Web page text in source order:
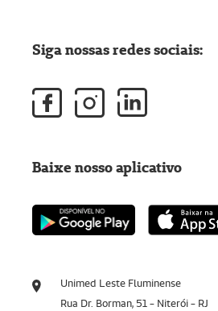
Unimed Leste Fluminense
Rua Dr. Borman, 51 - Niterói - RJ
Siga nossas redes sociais:
Baixe nosso aplicativo